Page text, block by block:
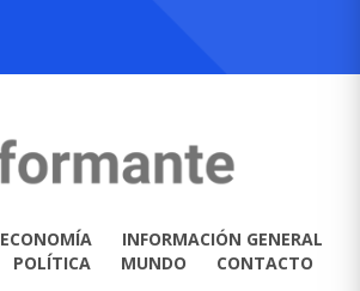
ECONOMÍA
INFORMACIÓN GENERAL
POLÍTICA MUNDO CONTACTO